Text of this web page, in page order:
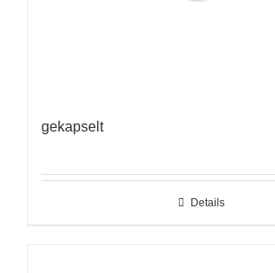
gekapselt
Details